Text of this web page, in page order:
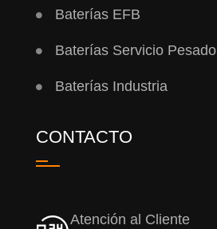
Baterías EFB
Baterías Servicio Pesado
Baterías Industria
CONTACTO
Atención al Cliente